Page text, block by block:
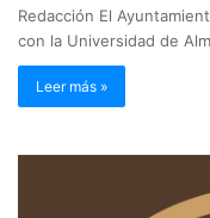
Redacción El
con la Universidad de
Leer más »